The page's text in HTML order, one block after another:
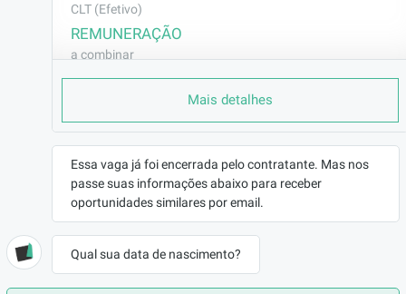
CLT (Efetivo)
REMUNERAÇÃO
a combinar
VAGA AFIRMATIVA
RAMO DE ATUAÇÃO
Saúde
BENEFÍCIOS
a combinar
DESCRIÇÃO
Executar as atividades de enfermagem
visando à qualidade do atendimento do cliente
Mais detalhes
Essa vaga já foi encerrada pelo contratante. Mas nos
passe suas informações abaixo para receber
oportunidades similares por email.
Qual sua data de nascimento?